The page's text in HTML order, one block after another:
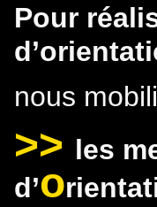
Pour
nous
>> les
d’o